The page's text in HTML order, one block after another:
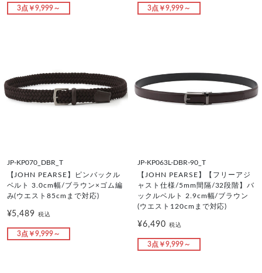
3点￥9,999～ 3点￥9,999～
JP-KP070_DBR_T
【JOHN PEARSE】ピンバックル
ベルト 3.0cm幅/ブラウン×ゴム編
み(ウエスト85cmまで対応)
¥5,489税込
3点￥9,999～
JP-KP063L-DBR-90_T
【JOHN PEARSE】【フリーアジ
ャスト仕様/5mm間隔/32段階】バ
ックルベルト 2.9cm幅/ブラウン
(ウエスト120cmまで対応)
¥6,490 税込
3点￥9,999～